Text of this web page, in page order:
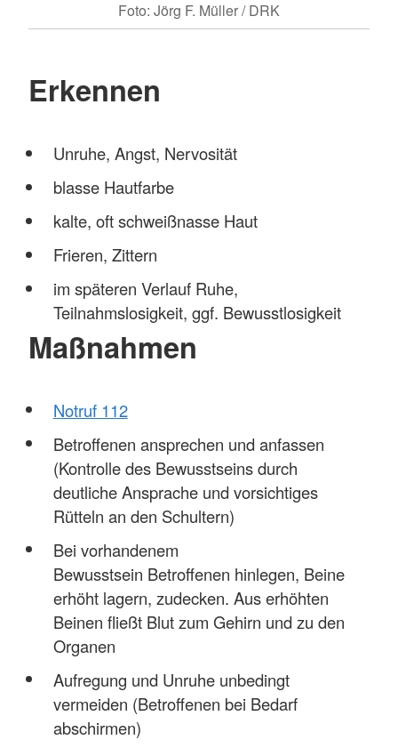
Foto: Jörg F. Müller / DRK
Erkennen
Unruhe, Angst, Nervosität
blasse Hautfarbe
kalte, oft schweißnasse Haut
Frieren, Zittern
im späteren Verlauf Ruhe,
Teilnahmslosigkeit, ggf. Bewusstlosigkeit
Maßnahmen
Notruf 112
Betroffenen ansprechen und anfassen
(Kontrolle des Bewusstseins durch
deutliche Ansprache und vorsichtiges
Rütteln an den Schultern)
Bei vorhandenem
Bewusstsein Betroffenen hinlegen, Beine
erhöht lagern, zudecken. Aus erhöhten
Beinen fließt Blut zum Gehirn und zu den
Organen
Aufregung und Unruhe unbedingt
vermeiden (Betroffenen bei Bedarf
abschirmen)